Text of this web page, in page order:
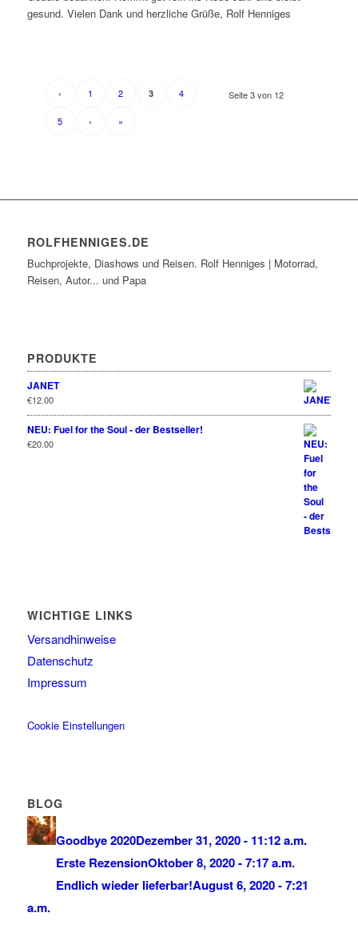
gesund. Vielen Dank und herzliche Grüße, Rolf Henniges
Seite 3 von 12
‹ 1 2 3 4
5 › »
ROLFHENNIGES.DE
Buchprojekte, Diashows und Reisen. Rolf Henniges | Motorrad,
Reisen, Autor... und Papa
PRODUKTE
JANET
€12.00
NEU: Fuel for the Soul - der Bestseller!
€20.00
WICHTIGE LINKS
Versandhinweise
Datenschutz
Impressum
Cookie Einstellungen
BLOG
Goodbye 2020Dezember 31, 2020 - 11:12 a.m.
Erste RezensionOktober 8, 2020 - 7:17 a.m.
Endlich wieder lieferbar!August 6, 2020 - 7:21
a.m.